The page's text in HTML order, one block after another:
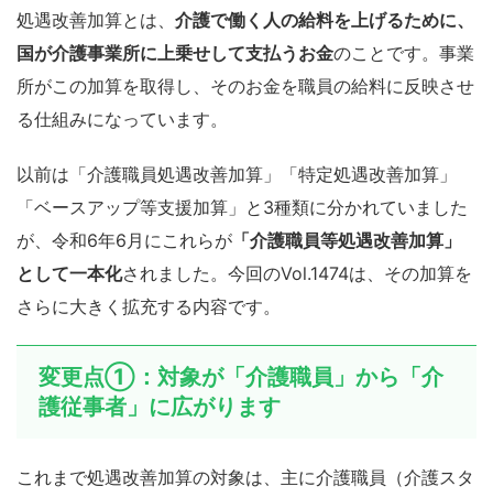
処遇改善加算とは、 介護で働く人の給料を上げるために、
国が介護事業所に上乗せして支払うお金のことです。事業
所がこの加算を取得し、そのお金を職員の給料に反映させ
る仕組みになっています。
以前は「介護職員処遇改善加算」「特定処遇改善加算」
「ベースアップ等支援加算」と3種類に分かれていました
が、令和6年6月にこれらが 「介護職員等処遇改善加算」
として一本化されました。今回のVol.1474は、その加算を
さらに大きく拡充する内容です。
変更点①：対象が「介護職員」から「介
護従事者」に広がります
これまで処遇改善加算の対象は、主に介護職員（介護スタ